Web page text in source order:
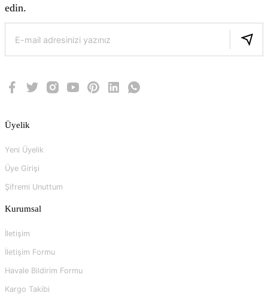
edin.
Üyelik
Yeni Üyelik
Üye Girişi
Şifremi Unuttum
Kurumsal
İletişim
İletişim Formu
Havale Bildirim Formu
Kargo Takibi